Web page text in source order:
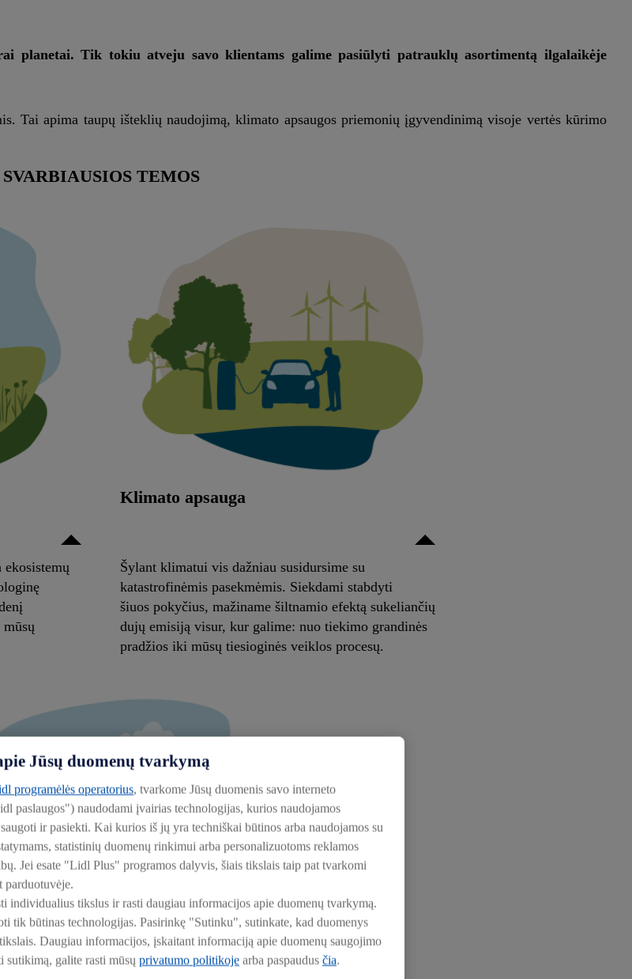
planetai. Tik tokiu atveju savo klientams galime pasiūlyti patrauklų asortimentą ilgalaikėje
Tai apima taupų išteklių naudojimą, klimato apsaugos priemonių įgyvendinimą visoje vertės kūrimo
SVARBIAUSIOS TEMOS
Klimato apsauga
Šylant klimatui vis dažniau susidursime su
katastrofinėmis pasekmėmis. Siekdami stabdyti
šiuos pokyčius, mažiname šiltnamio efektą sukeliančių
dujų emisiją visur, kur galime: nuo tiekimo grandinės
pradžios iki mūsų tiesioginės veiklos procesų.
Jūsų duomenų tvarkymą
programėlės operatorius, tvarkome Jūsų duomenis savo interneto
paslaugos") naudodami įvairias technologijas, kurios naudojamos
ir pasiekti. Kai kurios iš jų yra techniškai būtinos arba naudojamos su
statistinių duomenų rinkimui arba personalizuotoms reklamos
Jei esate "Lidl Plus" programos dalyvis, šiais tikslais taip pat tvarkomi
parduotuvėje.
individualius tikslus ir rasti daugiau informacijos apie duomenų tvarkymą.
tik būtinas technologijas. Pasirinkę "Sutinku", sutinkate, kad duomenys
Daugiau informacijos, įskaitant informaciją apie duomenų saugojimo
sutikimą, galite rasti mūsų privatumo politikoje arba paspaudus čia.